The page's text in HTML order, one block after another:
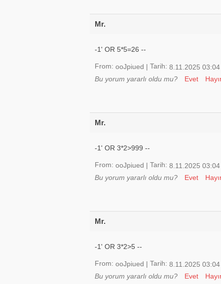
Mr.
-1' OR 5*5=26 --
From: ooJpiued | Tarih: 8.11.2025 03:04
Bu yorum yararlı oldu mu?
Evet
Mr.
-1' OR 3*2>999 --
From: ooJpiued | Tarih: 8.11.2025 03:04
Bu yorum yararlı oldu mu?
Evet
Mr.
-1' OR 3*2>5 --
From: ooJpiued | Tarih: 8.11.2025 03:04
Bu yorum yararlı oldu mu?
Evet